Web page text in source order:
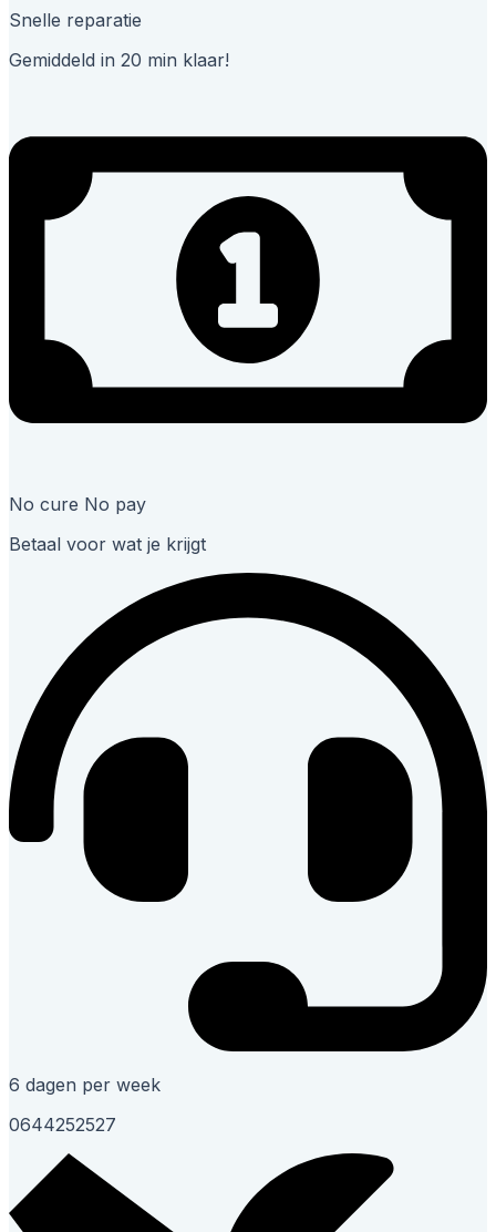
Snelle reparatie
Gemiddeld in 20 min klaar!
No cure No pay
Betaal voor wat je krijgt
6 dagen per week
0644252527